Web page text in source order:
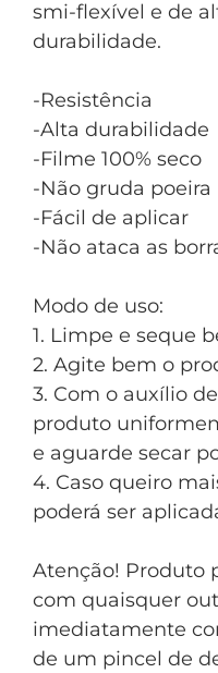
smi-flexível e de
durabilidade.
-Resistência
-Alta durabilidade
-Filme 100% seco
-Não gruda poeira
-Fácil de aplicar
-Não ataca as
Modo de uso:
1. Limpe e seque
2. Agite bem o
3. Com o auxílio
produto
e aguarde secar
4. Caso queiro
poderá ser
Atenção! Produto
com quaisquer
imediatamente
de um pincel de